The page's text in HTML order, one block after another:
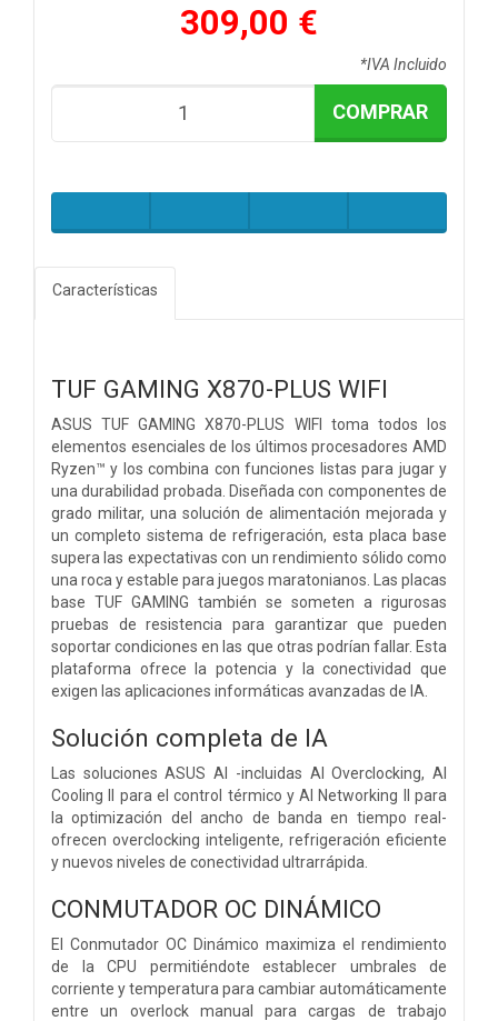
309,00 €
*IVA Incluido
COMPRAR
Características
TUF GAMING X870-PLUS WIFI
ASUS TUF GAMING X870-PLUS WIFI toma todos los
elementos esenciales de los últimos procesadores AMD
Ryzen™ y los combina con funciones listas para jugar y
una durabilidad probada. Diseñada con componentes de
grado militar, una solución de alimentación mejorada y
un completo sistema de refrigeración, esta placa base
supera las expectativas con un rendimiento sólido como
una roca y estable para juegos maratonianos. Las placas
base TUF GAMING también se someten a rigurosas
pruebas de resistencia para garantizar que pueden
soportar condiciones en las que otras podrían fallar. Esta
plataforma ofrece la potencia y la conectividad que
exigen las aplicaciones informáticas avanzadas de IA.
Solución completa de IA
Las soluciones ASUS AI -incluidas AI Overclocking, AI
Cooling II para el control térmico y AI Networking II para
la optimización del ancho de banda en tiempo real-
ofrecen overclocking inteligente, refrigeración eficiente
y nuevos niveles de conectividad ultrarrápida.
CONMUTADOR OC DINÁMICO
El Conmutador OC Dinámico maximiza el rendimiento
de la CPU permitiéndote establecer umbrales de
corriente y temperatura para cambiar automáticamente
entre un overlock manual para cargas de trabajo